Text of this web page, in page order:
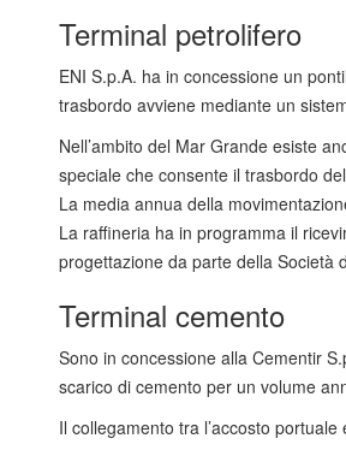
Terminal petrolifero
ENI S.p.A. ha in concessione un
trasbordo avviene mediante un
Nell’ambito del Mar Grande esiste
speciale che consente il trasbordo
La media annua della
La raffineria ha in programma il
progettazione da parte della Società
Terminal cemento
Sono in concessione alla Cementir
scarico di cemento per un volume
Il collegamento tra l’accosto